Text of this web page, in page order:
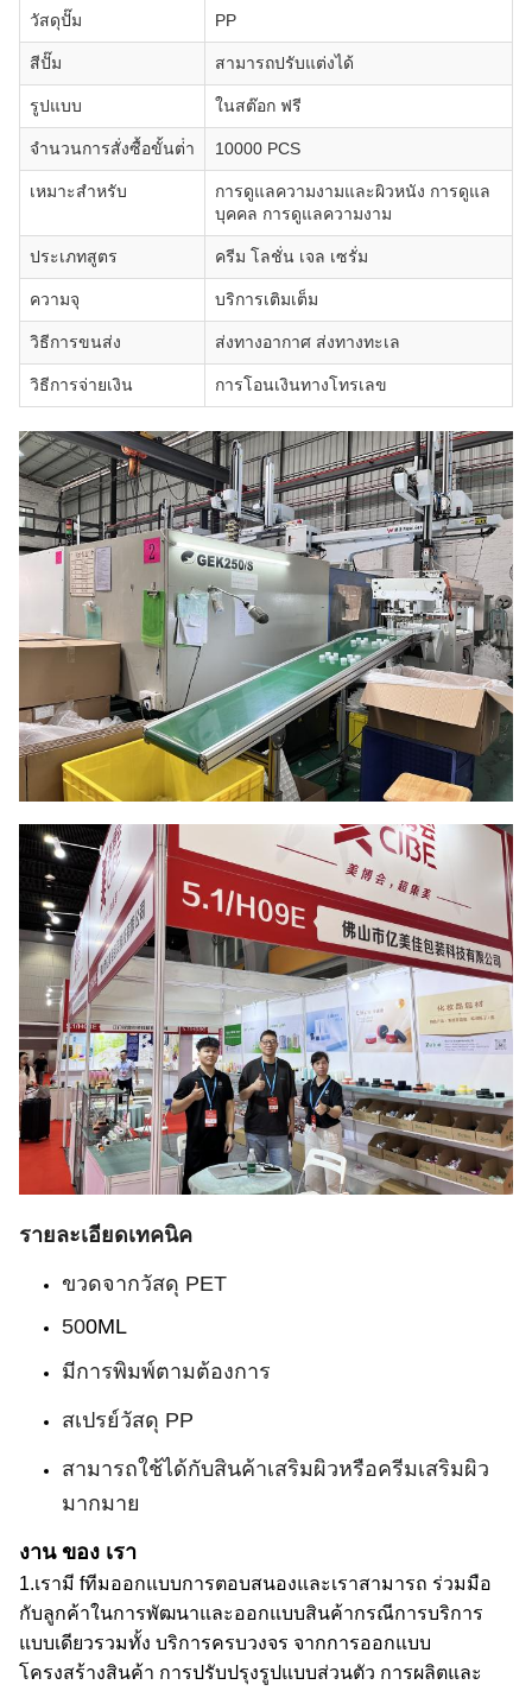
วัสดุปั๊ม PP
สีปั๊ม สามารถปรับแต่งได้
รูปแบบ ในสต๊อก ฟรี
จํานวนการสั่งซื้อขั้นต่ํา 10000 PCS
เหมาะสําหรับ
การดูแลความงามและผิวหนัง การดูแล
บุคคล การดูแลความงาม
ประเภทสูตร ครีม โลชั่น เจล เซรั่ม
ความจุ บริการเติมเต็ม
วิธีการขนส่ง ส่งทางอากาศ ส่งทางทะเล
วิธีการจ่ายเงิน การโอนเงินทางโทรเลข
รายละเอียดเทคนิค
ขวดจากวัสดุ PET
500ML
มีการพิมพ์ตามต้องการ
สเปรย์วัสดุ PP
สามารถใช้ได้กับสินค้าเสริมผิวหรือครีมเสริมผิว
มากมาย
งาน ของ เรา
1.เรามี fทีมออกแบบการตอบสนองและเราสามารถ ร่วมมือ
กับลูกค้าในการพัฒนาและออกแบบสินค้ากรณีการบริการ
แบบเดียวรวมทั้ง บริการครบวงจร จากการออกแบบ
โครงสร้างสินค้า การปรับปรุงรูปแบบส่วนตัว การผลิตและ